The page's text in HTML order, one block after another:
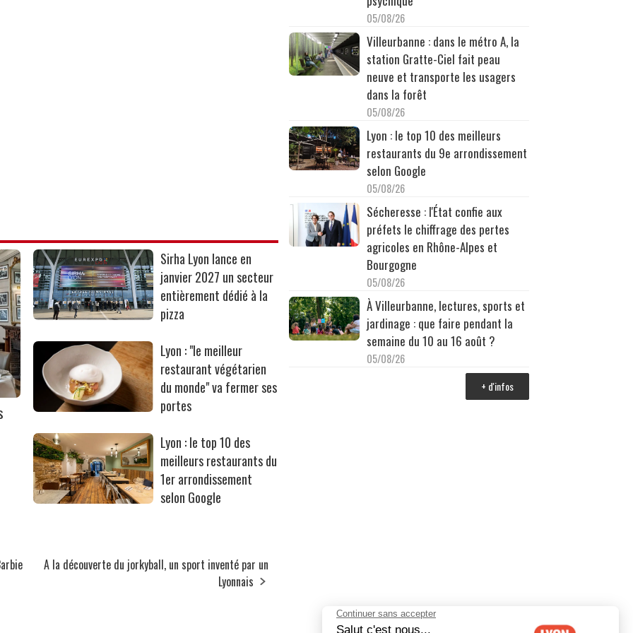
Sirha Lyon lance en
janvier 2027 un secteur
entièrement dédié à la
pizza
Lyon : "le meilleur
restaurant végétarien
du monde" va fermer ses
portes
Lyon : le top 10 des
meilleurs restaurants du
1er arrondissement
selon Google
A la découverte du jorkyball, un sport inventé par un
Lyonnais
05/08/26
Villeurbanne : dans le métro A, la
station Gratte-Ciel fait peau
neuve et transporte les usagers
dans la forêt
05/08/26
Lyon : le top 10 des meilleurs
restaurants du 9e arrondissement
selon Google
05/08/26
Sécheresse : l'État confie aux
préfets le chiffrage des pertes
agricoles en Rhône-Alpes et
Bourgogne
05/08/26
À Villeurbanne, lectures, sports et
jardinage : que faire pendant la
semaine du 10 au 16 août ?
05/08/26
+ d'infos